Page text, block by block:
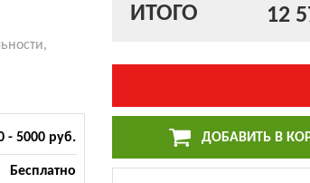
- 5000 руб.
Бесплатно
ИТОГО 12
ДОБАВИТЬ В